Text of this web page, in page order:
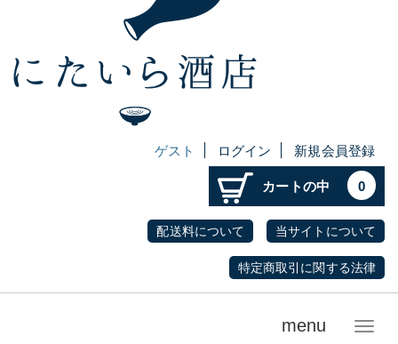
ゲスト ログイン 新規会員登録
カートの中 0
配送料について 当サイトについて
特定商取引に関する法律
メ
menu